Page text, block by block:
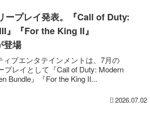
ープレイ発表。『Call of Duty:
』『For the King II』
登場
ィブエンタテインメントは、7月の
プレイとして『Call of Duty: Modern
Bundle』『For the King II...
2026.07.02